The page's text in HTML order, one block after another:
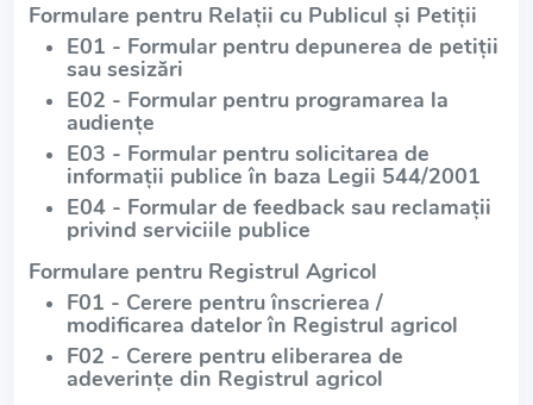
Formulare pentru Relații cu Publicul și Petiții
E01 - Formular pentru depunerea de petiții
sau sesizări
E02 - Formular pentru programarea la
audiențe
E03 - Formular pentru solicitarea de
informații publice în baza Legii 544/2001
E04 - Formular de feedback sau reclamații
privind serviciile publice
Formulare pentru Registrul Agricol
F01 - Cerere pentru înscrierea /
modificarea datelor în Registrul agricol
F02 - Cerere pentru eliberarea de
adeverințe din Registrul agricol